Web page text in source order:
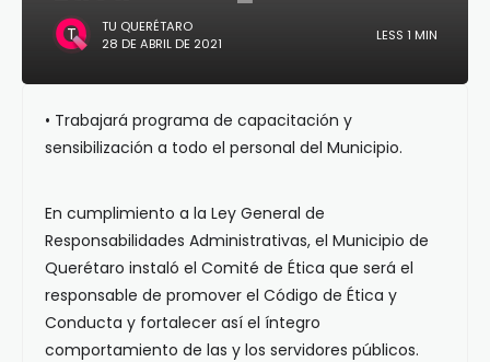
TU QUERÉTARO
28 DE ABRIL DE 2021
LESS 1 MIN
• Trabajará programa de capacitación y
sensibilización a todo el personal del Municipio.
En cumplimiento a la Ley General de
Responsabilidades Administrativas, el Municipio de
Querétaro instaló el Comité de Ética que será el
responsable de promover el Código de Ética y
Conducta y fortalecer así el íntegro
comportamiento de las y los servidores públicos.